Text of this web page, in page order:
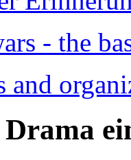
- the
and